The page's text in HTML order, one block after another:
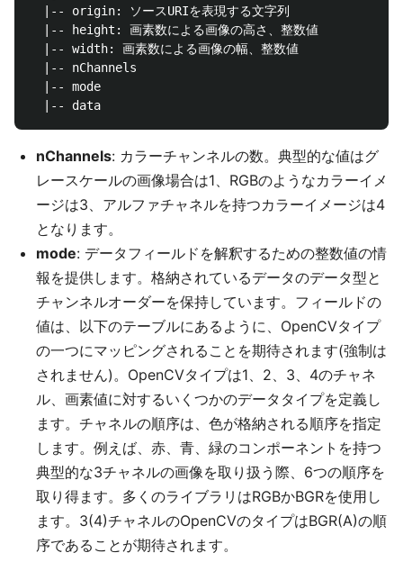
  |-- origin: ソースURIを表現する文字列
  |-- height: 画素数による画像の高さ、整数値
  |-- width: 画素数による画像の幅、整数値
  |-- nChannels
  |-- mode
nChannels: カラーチャンネルの数。典型的な値はグ
レースケールの画像場合は1、RGBのようなカラーイメ
ージは3、アルファチャネルを持つカラーイメージは4
となります。
mode: データフィールドを解釈するための整数値の情
報を提供します。格納されているデータのデータ型と
チャンネルオーダーを保持しています。フィールドの
値は、以下のテーブルにあるように、OpenCVタイプ
の一つにマッピングされることを期待されます(強制は
されません)。OpenCVタイプは1、2、3、4のチャネ
ル、画素値に対するいくつかのデータタイプを定義し
ます。チャネルの順序は、色が格納される順序を指定
します。例えば、赤、青、緑のコンポーネントを持つ
典型的な3チャネルの画像を取り扱う際、6つの順序を
取り得ます。多くのライブラリはRGBかBGRを使用し
ます。3(4)チャネルのOpenCVのタイプはBGR(A)の順
序であることが期待されます。